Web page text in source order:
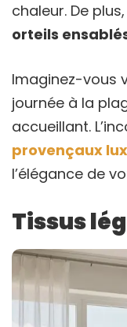
chaleur. De
orteils
Imaginez-vous
journée à la
accueillant.
provençaux
l’élégance de
Tissus